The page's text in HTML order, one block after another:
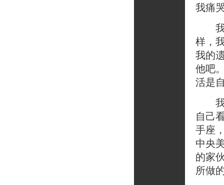
我痛
我
样，
我的
他吧
活是
我
自己
手座
中央
的家
所做